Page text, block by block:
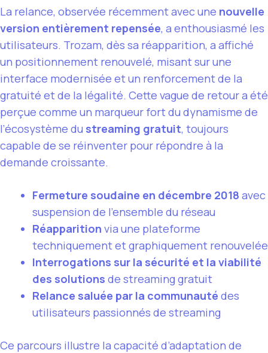
La relance, observée récemment avec une nouvelle
version entièrement repensée, a enthousiasmé les
utilisateurs. Trozam, dès sa réapparition, a affiché
un positionnement renouvelé, misant sur une
interface modernisée et un renforcement de la
gratuité et de la légalité. Cette vague de retour a été
perçue comme un marqueur fort du dynamisme de
l’écosystème du streaming gratuit, toujours
capable de se réinventer pour répondre à la
demande croissante.
Fermeture soudaine en décembre 2018 avec
suspension de l’ensemble du réseau
Réapparition via une plateforme
techniquement et graphiquement renouvelée
Interrogations sur la sécurité et la viabilité
des solutions de streaming gratuit
Relance saluée par la communauté des
utilisateurs passionnés de streaming
Ce parcours illustre la capacité d’adaptation de